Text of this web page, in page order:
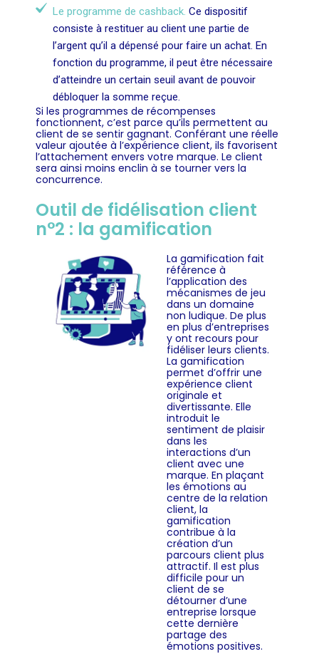
Le programme de cashback. Ce dispositif
consiste à restituer au client une partie de
l’argent qu’il a dépensé pour faire un achat. En
fonction du programme, il peut être nécessaire
d’atteindre un certain seuil avant de pouvoir
débloquer la somme reçue.
Si les programmes de récompenses
fonctionnent, c’est parce qu’ils permettent au
client de se sentir gagnant. Conférant une réelle
valeur ajoutée à l’expérience client, ils favorisent
l’attachement envers votre marque. Le client
sera ainsi moins enclin à se tourner vers la
concurrence.
Outil de fidélisation client
n°2 : la gamification
La gamification fait
référence à
l’application des
mécanismes de jeu
dans un domaine
non ludique. De plus
en plus d’entreprises
y ont recours pour
fidéliser leurs clients.
La gamification
permet d’offrir une
expérience client
originale et
divertissante. Elle
introduit le
sentiment de plaisir
dans les
interactions d’un
client avec une
marque. En plaçant
les émotions au
centre de la relation
client, la
gamification
contribue à la
création d’un
parcours client plus
attractif. Il est plus
difficile pour un
client de se
détourner d’une
entreprise lorsque
cette dernière
partage des
émotions positives.